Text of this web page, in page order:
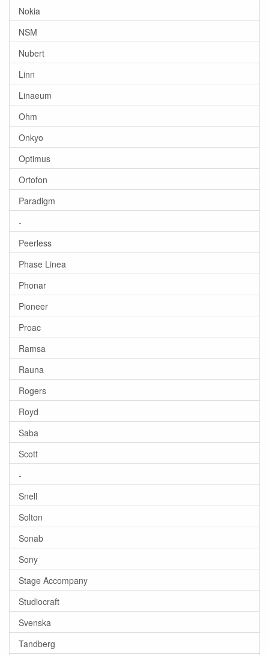
Nokia
NSM
Nubert
Linn
Linaeum
Ohm
Onkyo
Optimus
Ortofon
Paradigm
-
Peerless
Phase Linea
Phonar
Pioneer
Proac
Ramsa
Rauna
Rogers
Royd
Saba
Scott
-
Snell
Solton
Sonab
Sony
Stage Accompany
Studiocraft
Svenska
Tandberg